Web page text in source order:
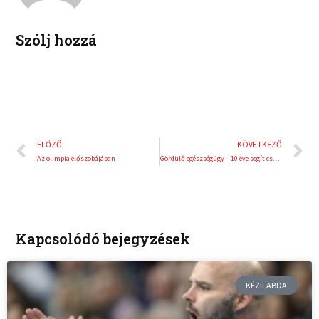
n
Szólj hozzá
Előző
ELŐZŐ
Az olimpia előszobájában
KÖVETKEZŐ
Gördülő egészségügy – 10 éve segít családok ezreinek Magyarország átfogó egészségvédelmi szűrőprogramja
Kapcsolódó bejegyzések
KÉZILABDA